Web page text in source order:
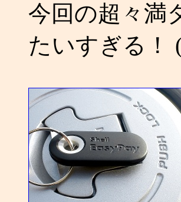
今回の超々満
たいすぎる！